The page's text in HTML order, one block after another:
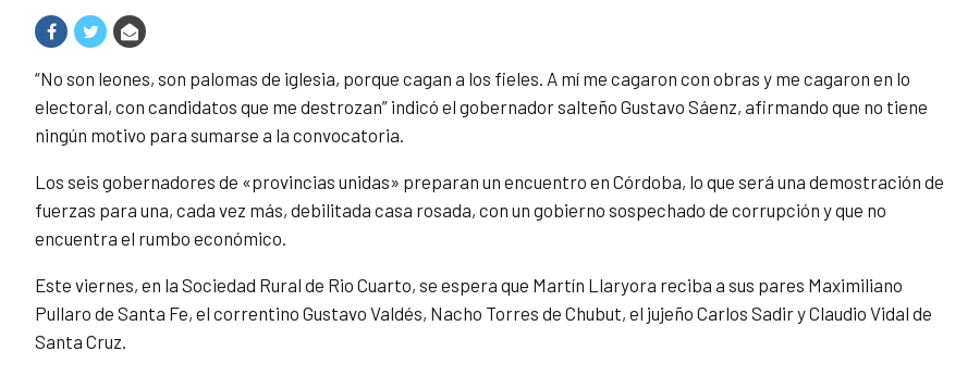
“No son leones, son palomas de iglesia, porque cagan a los fieles. A mí me cagaron con obras y me cagaron en lo
electoral, con candidatos que me destrozan” indicó el gobernador salteño Gustavo Sáenz, afirmando que no tiene
ningún motivo para sumarse a la convocatoria.
Los seis gobernadores de «provincias unidas» preparan un encuentro en Córdoba, lo que será una demostración de
fuerzas para una, cada vez más, debilitada casa rosada, con un gobierno sospechado de corrupción y que no
encuentra el rumbo económico.
Este viernes, en la Sociedad Rural de Rio Cuarto, se espera que Martín Llaryora reciba a sus pares Maximiliano
Pullaro de Santa Fe, el correntino Gustavo Valdés, Nacho Torres de Chubut, el jujeño Carlos Sadir y Claudio Vidal de
Santa Cruz.